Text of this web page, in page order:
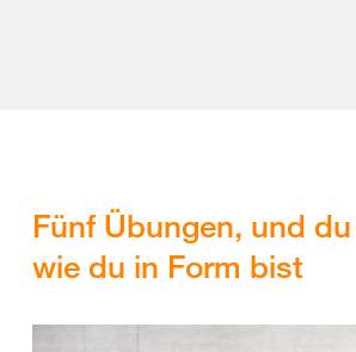
Fünf Übungen, und
wie du in Form bist